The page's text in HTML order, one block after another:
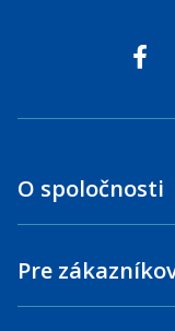
O spoločnosti
Pre